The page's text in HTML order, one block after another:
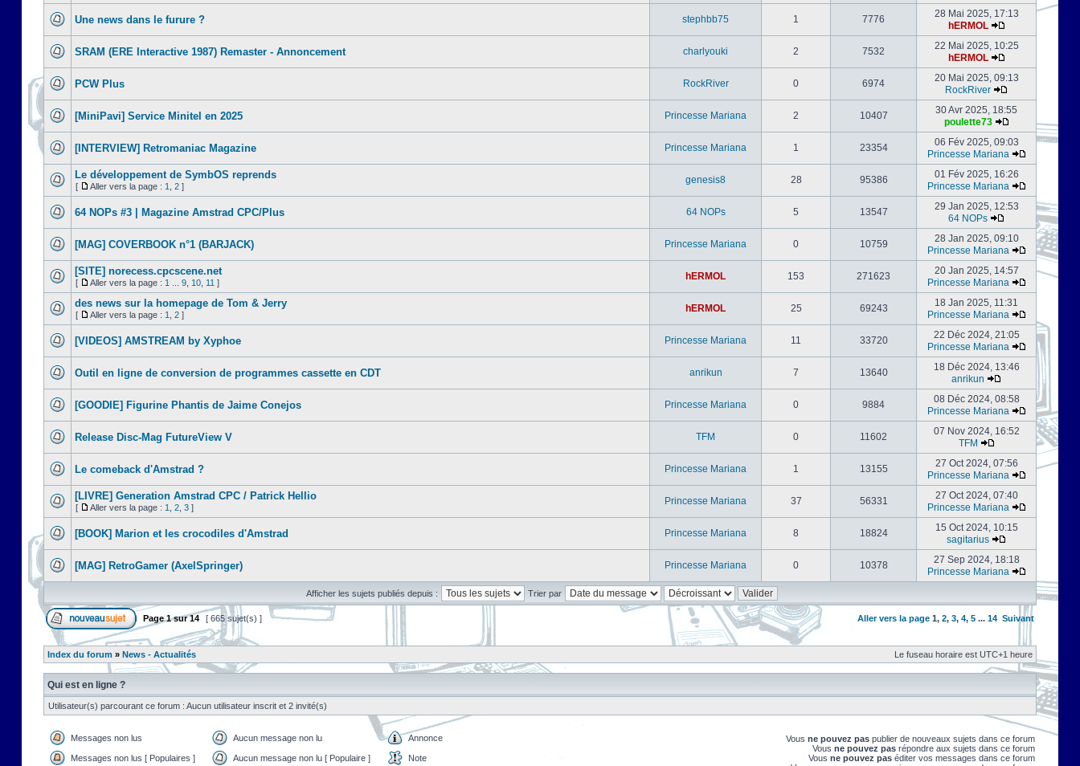
Une news dans le furure ? stephbb75 1 7776
28 Mai 2025, 17:13
hERMOL
SRAM (ERE Interactive 1987) Remaster - Annoncement charlyouki 2 7532
22 Mai 2025, 10:25
hERMOL
PCW Plus RockRiver 0 6974
20 Mai 2025, 09:13
RockRiver
[MiniPavi] Service Minitel en 2025 Princesse Mariana 2 10407
30 Avr 2025, 18:55
poulette73
[INTERVIEW] Retromaniac Magazine Princesse Mariana 1 23354
06 Fév 2025, 09:03
Princesse Mariana
Le développement de SymbOS reprends
[ Aller vers la page : 1 2 ]
genesis8 28 95386
01 Fév 2025, 16:26
Princesse Mariana
64 NOPs #3 | Magazine Amstrad CPC/Plus 64 NOPs 5 13547
29 Jan 2025, 12:53
64 NOPs
[MAG] COVERBOOK n°1 (BARJACK) Princesse Mariana 0 10759
28 Jan 2025, 09:10
Princesse Mariana
[SITE] norecess.cpcscene.net
[ Aller vers la page : 1 9 10 11 ]
hERMOL 153 271623
20 Jan 2025, 14:57
Princesse Mariana
des news sur la homepage de Tom & Jerry
[ Aller vers la page : 1 2 ]
hERMOL 25 69243
18 Jan 2025, 11:31
Princesse Mariana
[VIDEOS] AMSTREAM by Xyphoe Princesse Mariana 11 33720
22 Déc 2024, 21:05
Princesse Mariana
Outil en ligne de conversion de programmes cassette en CDT anrikun 7 13640
18 Déc 2024, 13:46
anrikun
[GOODIE] Figurine Phantis de Jaime Conejos Princesse Mariana 0 9884
08 Déc 2024, 08:58
Princesse Mariana
Release Disc-Mag FutureView V TFM 0 11602
07 Nov 2024, 16:52
TFM
Le comeback d'Amstrad ? Princesse Mariana 1 13155
27 Oct 2024, 07:56
Princesse Mariana
[LIVRE] Generation Amstrad CPC / Patrick Hellio
[ Aller vers la page : 1 2 3 ]
Princesse Mariana 37 56331
27 Oct 2024, 07:40
Princesse Mariana
[BOOK] Marion et les crocodiles d'Amstrad Princesse Mariana 8 18824
15 Oct 2024, 10:15
sagitarius
[MAG] RetroGamer (AxelSpringer) Princesse Mariana 0 10378
27 Sep 2024, 18:18
Princesse Mariana
Afficher les sujets publiés depuis : Trier par
Page1sur14 [ 665 sujet(s) ] Aller vers la page 1, 2, 3, 4, 5 ... 14 Suivant
Index du forum » News - Actualités Le fuseau horaire est UTC+1 heure
Qui est en ligne ?
Utilisateur(s) parcourant ce forum : Aucun utilisateur inscrit et 2 invité(s)
Messages non lus Aucun message non lu Annonce
Messages non lus [ Populaires ] Aucun message non lu [ Populaire ] Note
Vous ne pouvez pas publier de nouveaux sujets dans ce forum
Vous ne pouvez pas répondre aux sujets dans ce forum
Vous ne pouvez pas éditer vos messages dans ce forum